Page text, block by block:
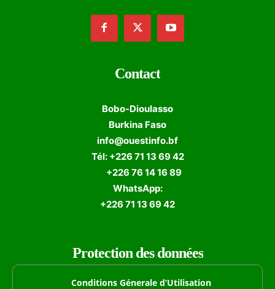
Contact
Bobo-Dioulasso
Burkina Faso
info@ouestinfo.bf
Tél: +226 71 13 69 42
+226 76 14 16 89
WhatsApp:
+226 71 13 69 42
Protection des données
Conditions Génerale d’Utilisation